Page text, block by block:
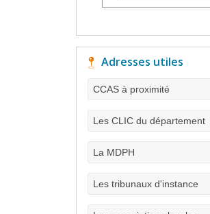
Adresses utiles
CCAS à proximité
Les CLIC du département
La MDPH
Les tribunaux d'instance